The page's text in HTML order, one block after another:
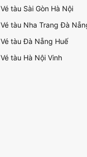
Vé tàu Sài Gòn Hà Nội
Vé tàu Nha Trang Đà
Vé tàu Đà Nẵng Huế
Vé tàu Hà Nội Vinh